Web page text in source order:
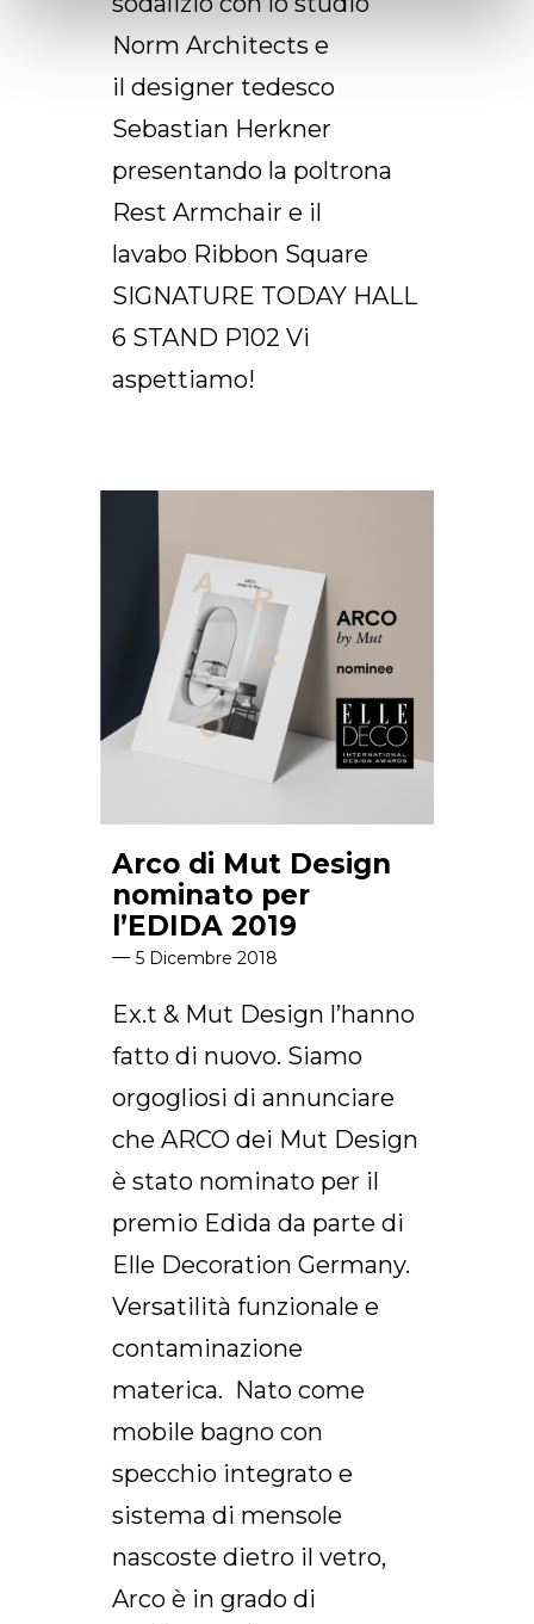
Norm Architects e
il designer tedesco
Sebastian Herkner
presentando la poltrona
Rest Armchair e il
lavabo Ribbon Square
SIGNATURE TODAY HALL
6 STAND P102 Vi
aspettiamo!
Arco di Mut Design
nominato per
l’EDIDA 2019
5 Dicembre 2018
Ex.t & Mut Design l’hanno
fatto di nuovo. Siamo
orgogliosi di annunciare
che ARCO dei Mut Design
è stato nominato per il
premio Edida da parte di
Elle Decoration Germany.
Versatilità funzionale e
contaminazione
materica. Nato come
mobile bagno con
specchio integrato e
sistema di mensole
nascoste dietro il vetro,
Arco è in grado di